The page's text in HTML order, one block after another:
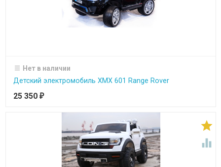
Нет в наличии
Детский электромобиль XMX 601 Range Rover
25 350 ₽

